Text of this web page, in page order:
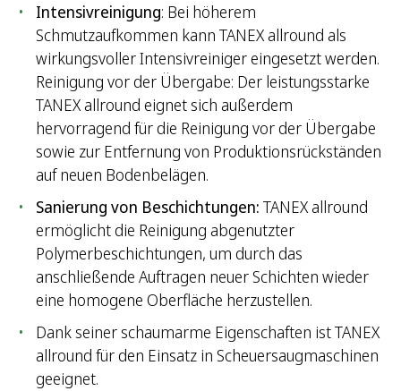
c
Intensivreinigung: Bei höherem
Schmutzaufkommen kann TANEX allround als
wirkungsvoller Intensivreiniger eingesetzt werden.
Reinigung vor der Übergabe: Der leistungsstarke
TANEX allround eignet sich außerdem
hervorragend für die Reinigung vor der Übergabe
sowie zur Entfernung von Produktionsrückständen
auf neuen Bodenbelägen.
Sanierung von Beschichtungen: TANEX allround
ermöglicht die Reinigung abgenutzter
Polymerbeschichtungen, um durch das
anschließende Auftragen neuer Schichten wieder
eine homogene Oberfläche herzustellen.
Dank seiner schaumarme Eigenschaften ist TANEX
allround für den Einsatz in Scheuersaugmaschinen
geeignet.